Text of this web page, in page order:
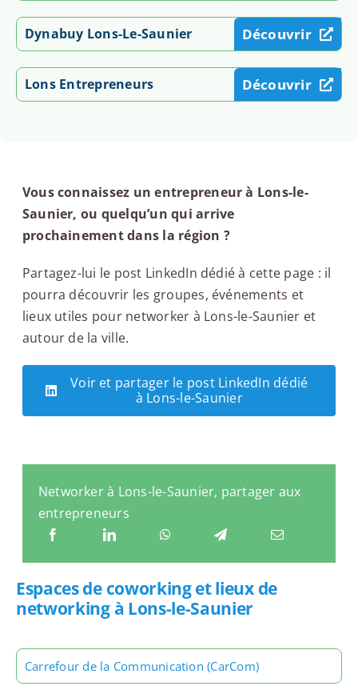
Dynabuy Lons-Le-Saunier Découvrir
Lons Entrepreneurs Découvrir
Vous connaissez un entrepreneur à Lons-le-
Saunier, ou quelqu’un qui arrive
prochainement dans la région ?
Partagez-lui le post LinkedIn dédié à cette page : il
pourra découvrir les groupes, événements et
lieux utiles pour networker à Lons-le-Saunier et
autour de la ville.
Voir et partager le post LinkedIn dédié
à Lons-le-Saunier
Networker à Lons-le-Saunier, partager aux
entrepreneurs
Espaces de coworking et lieux de
networking à Lons-le-Saunier
Carrefour de la Communication (CarCom)